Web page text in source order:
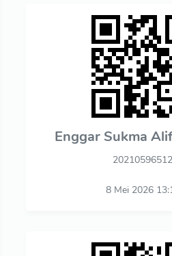
Enggar Sukma
20210596512
8 Mei 2026